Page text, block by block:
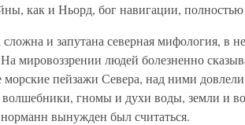
как и Ньорд, бог навигации,
и запутана северная мифология, в
мировоззрении людей болезненно
пейзажи Севера, над ними
гномы и духи воды, земли и
вынужден был считаться.